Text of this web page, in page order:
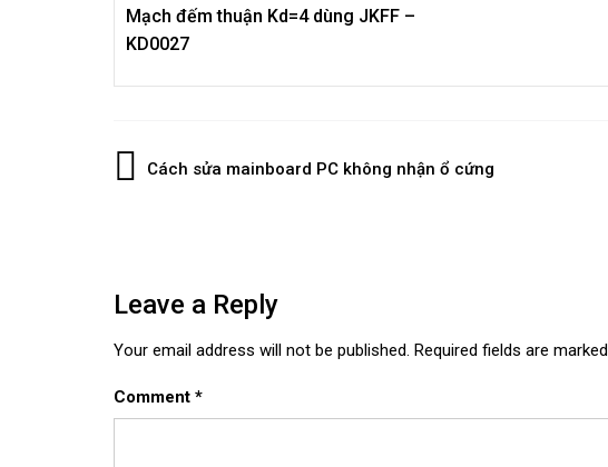
Mạch đếm thuận Kd=4 dùng JKFF –
KD0027
PostCách sửa mainboard PC không nhận ổ cứng
Leave a Reply
Your email address will not be published. Required fields are marked
Comment *